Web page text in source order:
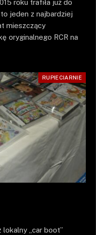
roku trafiła już do
jeden z najbardziej
mieszczący
oryginalnego RCR na
RUPIECIARNIE
„car boot”